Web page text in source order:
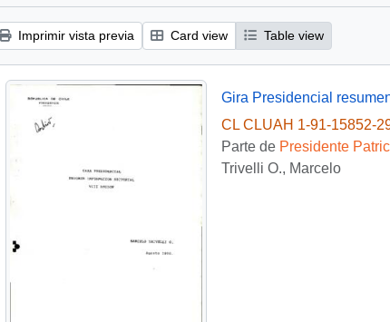
Imprimir vista previa Card view Table view
Gira Presidencial
CL CLUAH 1-91-15852-
Parte de Presidente
Trivelli O., Marcelo